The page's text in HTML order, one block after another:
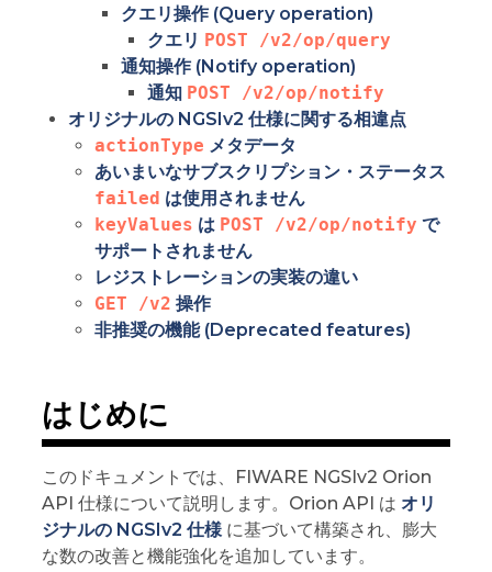
クエリ操作 (Query operation)
クエリ POST /v2/op/query
通知操作 (Notify operation)
通知 POST /v2/op/notify
オリジナルの NGSIv2 仕様に関する相違点
actionType メタデータ
あいまいなサブスクリプション・ステータス
failed は使用されません
keyValues は POST /v2/op/notify で
サポートされません
レジストレーションの実装の違い
GET /v2 操作
非推奨の機能 (Deprecated features)
はじめに
このドキュメントでは、FIWARE NGSIv2 Orion
API 仕様について説明します。Orion API は オリ
ジナルの NGSIv2 仕様に基づいて構築され、膨大
な数の改善と機能強化を追加しています。